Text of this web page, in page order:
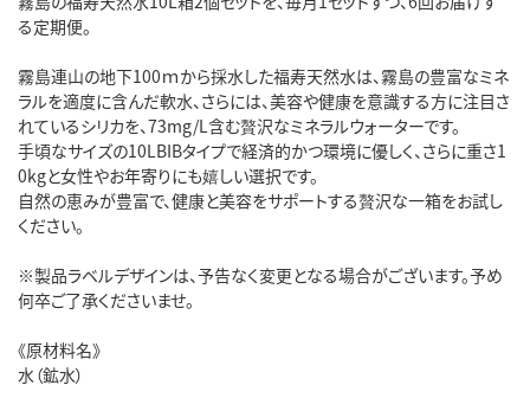
る定期便。
霧島連山の地下100ｍから採水した福寿天然水は、霧島の豊富なミネ
ラルを適度に含んだ軟水、さらには、美容や健康を意識する方に注目さ
れているシリカを、73mg/L含む贅沢なミネラルウォーターです。
手頃なサイズの10LBIBタイプで経済的かつ環境に優しく、さらに重さ1
0kgと女性やお年寄りにも嬉しい選択です。
自然の恵みが豊富で、健康と美容をサポートする贅沢な一箱をお試し
ください。
※製品ラベルデザインは、予告なく変更となる場合がございます。予め
何卒ご了承くださいませ。
《原材料名》
水（鉱水）